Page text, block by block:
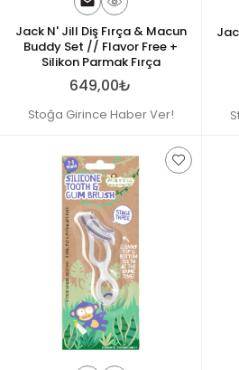
Jack N' Jill Diş Fırça & Macun
Buddy Set // Flavor Free +
Silikon Parmak Fırça
649,00₺
Stoğa Girince Haber Ver!